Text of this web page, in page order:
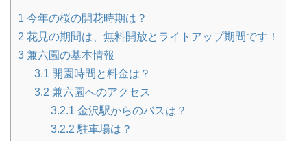
1 今年の桜の開花時期は？
2 花見の期間は、無料開放とライトアップ期間です！
3 兼六園の基本情報
3.1 開園時間と料金は？
3.2 兼六園へのアクセス
3.2.1 金沢駅からのバスは？
3.2.2 駐車場は？